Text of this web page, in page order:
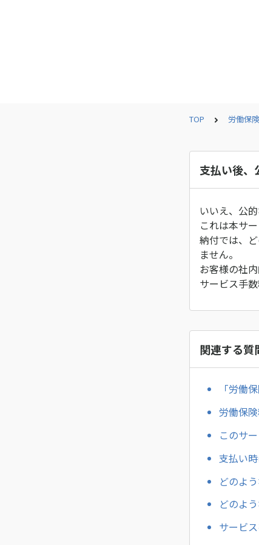
TOP 労働保
支払い後、
いいえ、公
これは本サ
納付では、
ません。
お客様の社
サービス手
関連する質
「労働
労働保
このサ
支払い
どのよ
どのよ
サービ